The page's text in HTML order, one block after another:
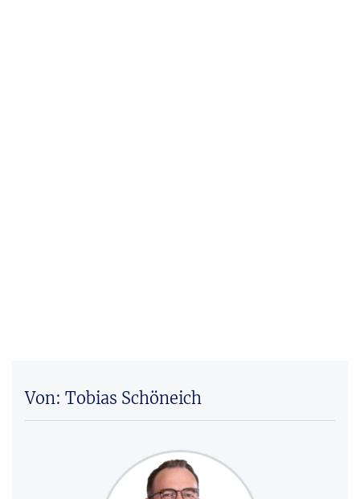
Von: Tobias Schöneich